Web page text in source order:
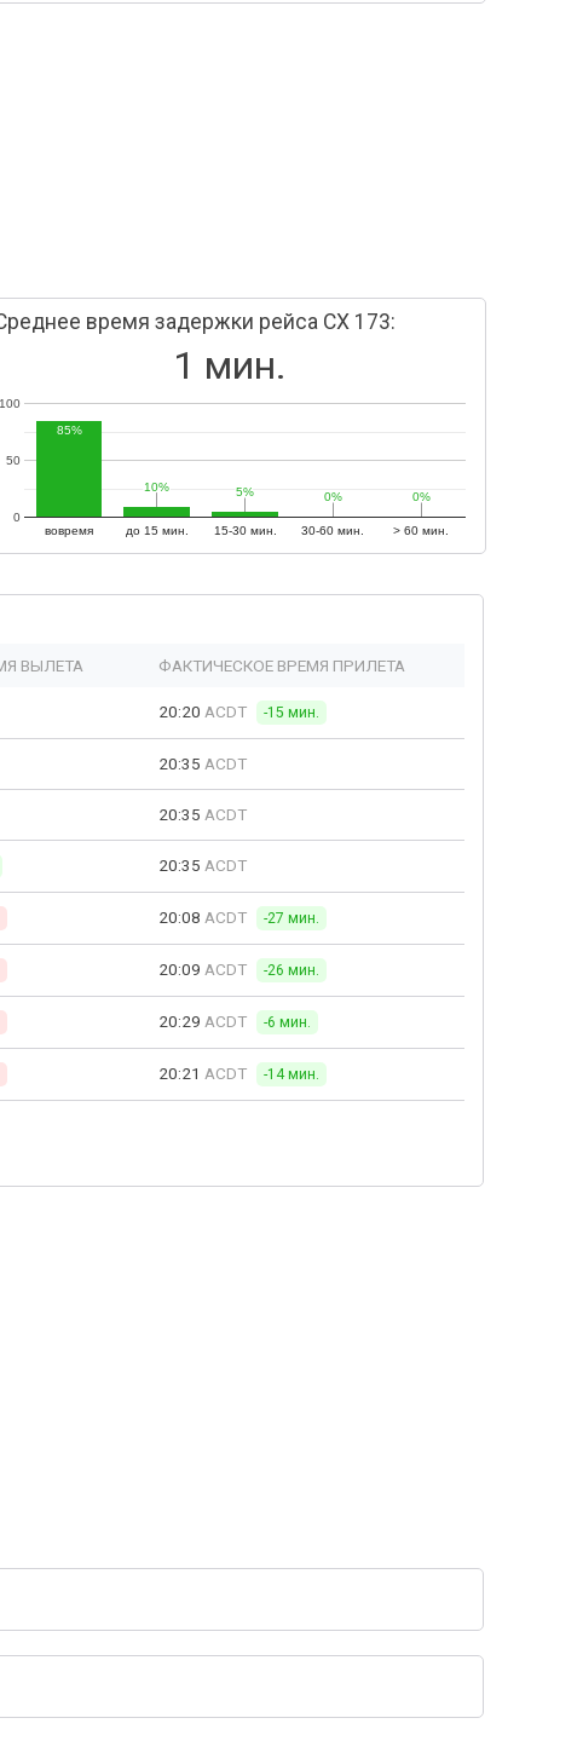
время задержки рейса CX 173:
1 мин.
вовремя до 15 мин. 15-30 мин. 30-60 мин. > 60 мин.
0
50
100
85%
10%
10% 5%
5% 0%
0% 0%
0%
ВЫЛЕТА ФАКТИЧЕСКОЕ ВРЕМЯ ПРИЛЕТА
20:20 ACDT -15 мин.
20:35 ACDT
20:35 ACDT
20:35 ACDT
20:08 ACDT -27 мин.
20:09 ACDT -26 мин.
20:29 ACDT -6 мин.
20:21 ACDT -14 мин.